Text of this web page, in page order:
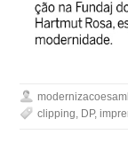
clipping, DP,